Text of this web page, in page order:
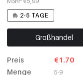
2-5 TAGE
Großhandel
Preis
Menge
€1.70
5-9